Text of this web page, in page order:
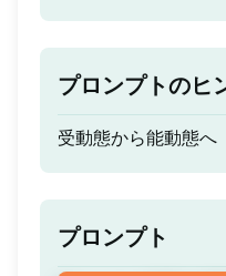
プロンプトのヒ
受動態から能動態へ
プロンプト